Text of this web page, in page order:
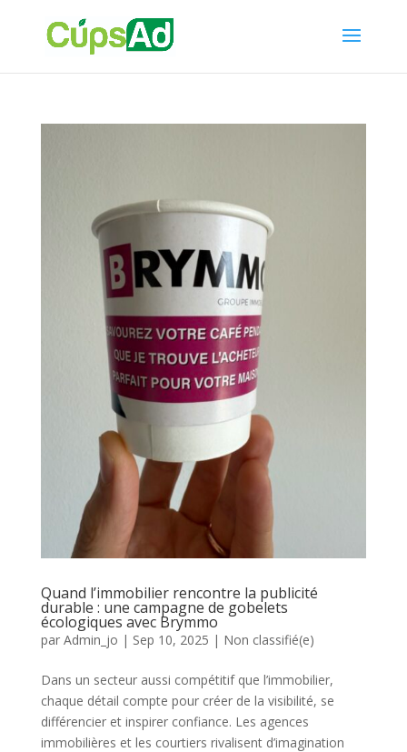
Quand l’immobilier rencontre la publicité
durable : une campagne de gobelets
écologiques avec Brymmo
par Admin_jo | Sep 10, 2025 | Non classifié(e)
Dans un secteur aussi compétitif que l’immobilier,
chaque détail compte pour créer de la visibilité, se
différencier et inspirer confiance. Les agences
immobilières et les courtiers rivalisent d’imagination